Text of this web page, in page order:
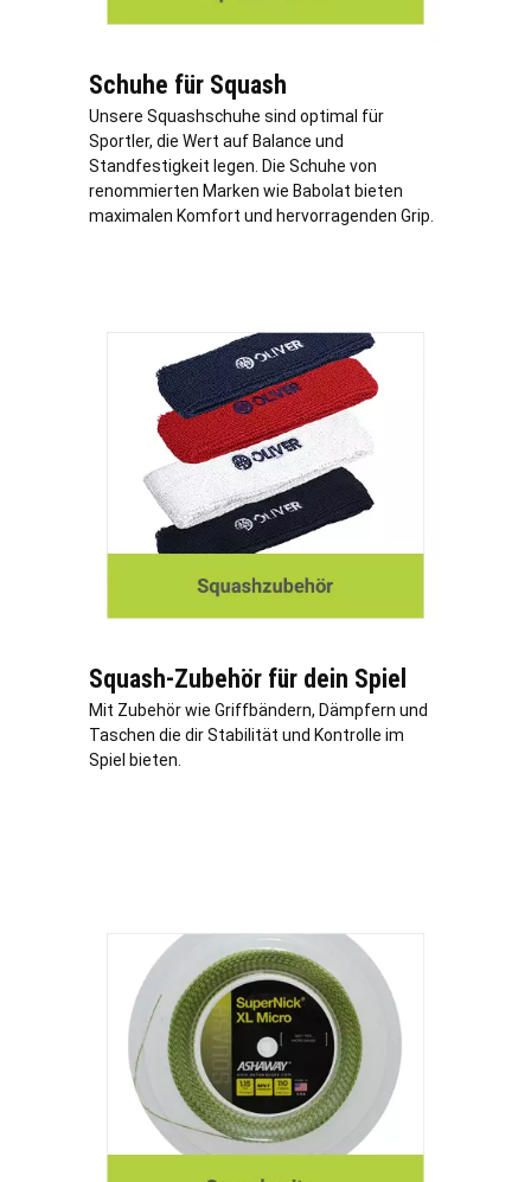
Schuhe für Squash
Unsere Squashschuhe sind optimal für
Sportler, die Wert auf Balance und
Standfestigkeit legen. Die Schuhe von
renommierten Marken wie Babolat bieten
maximalen Komfort und hervorragenden Grip.
Squash-Zubehör für dein Spiel
Mit Zubehör wie Griffbändern, Dämpfern und
Taschen die dir Stabilität und Kontrolle im
Spiel bieten.